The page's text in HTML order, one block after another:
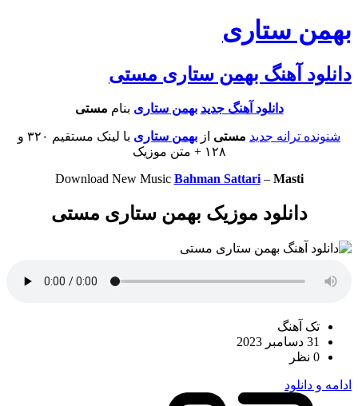
بهمن ستاری
دانلود آهنگ بهمن ستاری مستی
دانلود آهنگ جدید بهمن ستاری بنام مستی
شنونده ترانه جدید مستی از بهمن ستاری
با لینک مستقیم ۳۲۰ و
۱۲۸ + متن موزیک
Download New Music Bahman Sattari– Masti
دانلود موزیک بهمن ستاری مستی
تک آهنگ
31 دسامبر 2023
0 نظر
ادامه و دانلود